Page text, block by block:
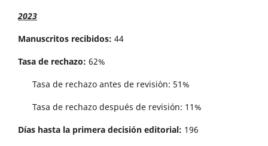
2023
Manuscritos recibidos: 44
Tasa de rechazo: 62%
Tasa de rechazo antes de revisi´on: 51%
Tasa de rechazo después de revisión: 11%
Días hasta la primera decisión editorial: 196